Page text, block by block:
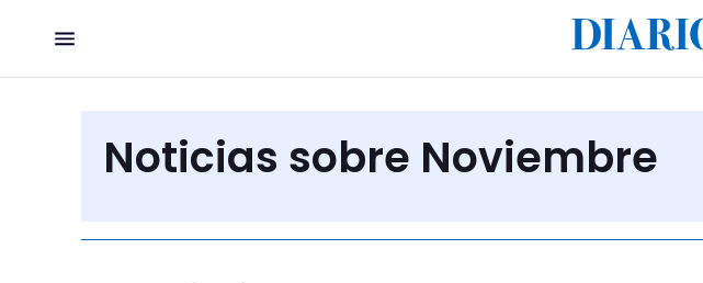
Noticias sobre Noviembre